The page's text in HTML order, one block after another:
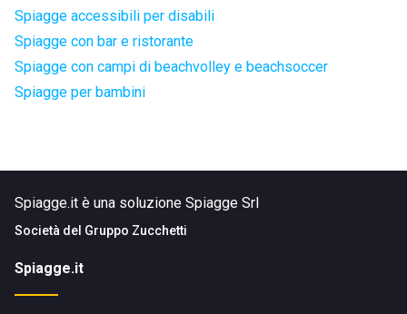
Spiagge accessibili per disabili
Spiagge con bar e ristorante
Spiagge con campi di beachvolley e beachsoccer
Spiagge per bambini
Spiagge.it è una soluzione Spiagge Srl
Società del Gruppo Zucchetti
Spiagge.it